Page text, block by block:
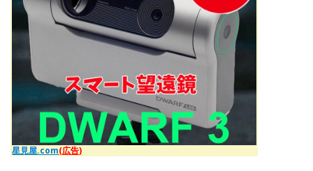
星見屋.com(広告)